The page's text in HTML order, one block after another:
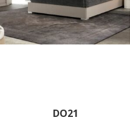
DO21